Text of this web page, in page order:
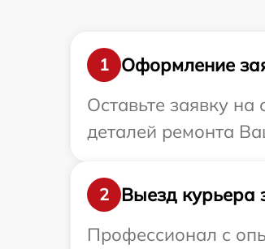
1
Оформление
Оставьте заявку
деталей ремонта
2
Выезд курьера
Профессионал с